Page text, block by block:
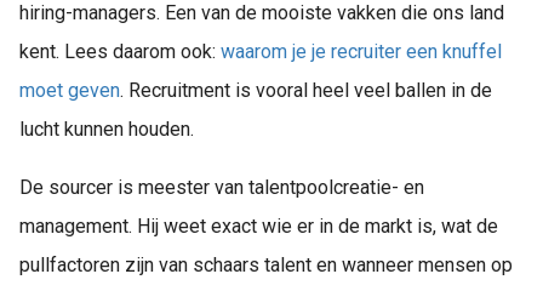
hiring-managers. Een van de mooiste vakken die ons land
kent. Lees daarom ook: waarom je je recruiter een knuffel
moet geven. Recruitment is vooral heel veel ballen in de
lucht kunnen houden.
De sourcer is meester van talentpoolcreatie- en
management. Hij weet exact wie er in de markt is, wat de
pullfactoren zijn van schaars talent en wanneer mensen op